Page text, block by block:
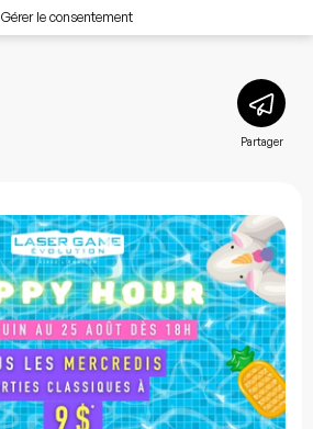
Gérer le consentement
Partager